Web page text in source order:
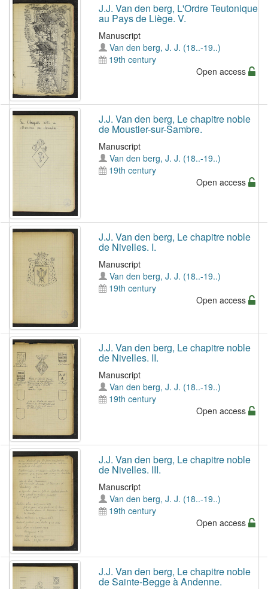
J.J. Van den berg, L'Ordre Teutonique
au Pays de Liège. V.
Manuscript
Van den berg, J. J. (18..-19..)
19th century
Open access
J.J. Van den berg, Le chapitre noble
de Moustier-sur-Sambre.
Manuscript
Van den berg, J. J. (18..-19..)
19th century
Open access
J.J. Van den berg, Le chapitre noble
de Nivelles. I.
Manuscript
Van den berg, J. J. (18..-19..)
19th century
Open access
J.J. Van den berg, Le chapitre noble
de Nivelles. II.
Manuscript
Van den berg, J. J. (18..-19..)
19th century
Open access
J.J. Van den berg, Le chapitre noble
de Nivelles. III.
Manuscript
Van den berg, J. J. (18..-19..)
19th century
Open access
J.J. Van den berg, Le chapitre noble
de Sainte-Begge à Andenne.